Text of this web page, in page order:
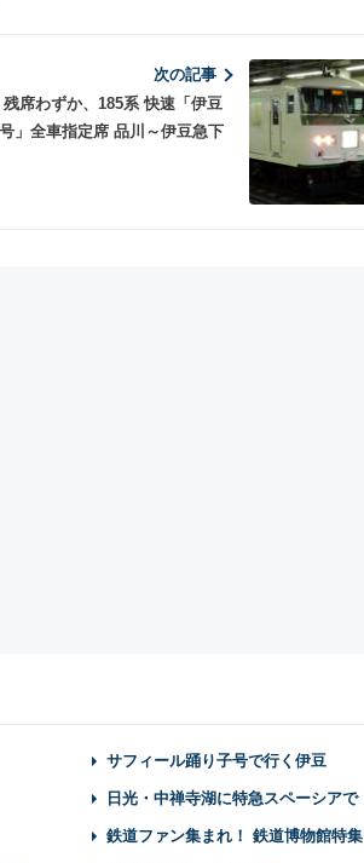
次の記事
席わずか、185系 快速「伊豆
」全車指定席 品川～伊豆急下
サフィール踊り子号で行く伊豆
日光・中禅寺湖に特急スペーシアで
鉄道ファン集まれ！ 鉄道博物館特集